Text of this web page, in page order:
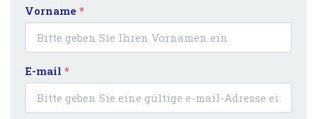
Vorname *
E-mail *